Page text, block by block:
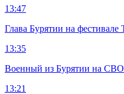
13:47
Глава Бурятии на
13:35
Военный из Бурятии на СВО
13:21